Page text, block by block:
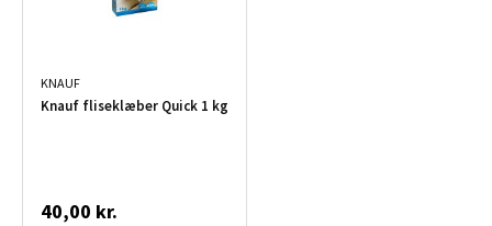
KNAUF
Knauf fliseklæber Quick 1 kg
40,00 kr.